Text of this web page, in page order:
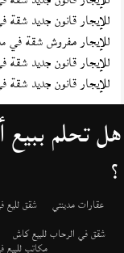
للإيجار قانون جديد
للإيجار مفروش شقة في
للإيجار قانون جديد
للإيجار قانون جديد
هل تحلم ببيع
؟
عقارات مدينتي شقق لليع
شقق في الرحاب للبيع كاش
مكاتب